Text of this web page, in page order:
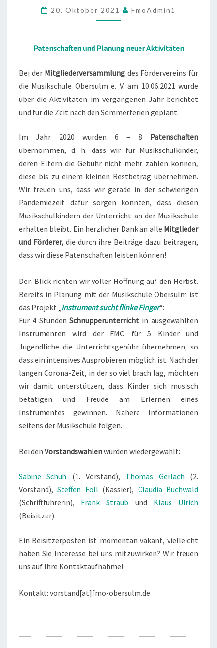
AKTIVITÄTEN
20. Oktober 2021 FmoAdmin1
Patenschaften und Planung neuer Aktivitäten
Bei der Mitgliederversammlung des Fördervereins für
die Musikschule Obersulm e. V. am 10.06.2021 wurde
über die Aktivitäten im vergangenen Jahr berichtet
und für die Zeit nach den Sommerferien geplant.
Im Jahr 2020 wurden 6 – 8 Patenschaften
übernommen, d. h. dass wir für Musikschulkinder,
deren Eltern die Gebühr nicht mehr zahlen können,
diese bis zu einem kleinen Restbetrag übernehmen.
Wir freuen uns, dass wir gerade in der schwierigen
Pandemiezeit dafür sorgen konnten, dass diesen
Musikschulkindern der Unterricht an der Musikschule
erhalten bleibt. Ein herzlicher Dank an alle Mitglieder
und Förderer,die durch ihre Beiträge dazu beitragen,
dass wir diese Patenschaften leisten können!
Den Blick richten wir voller Hoffnung auf den Herbst.
Bereits in Planung mit der Musikschule Obersulm ist
das Projekt „Instrument sucht flinke Finger“:
Für 4 StundenSchnupperunterricht in ausgewählten
Instrumenten wird der FMO für 5 Kinder und
Jugendliche die Unterrichtsgebühr übernehmen, so
dass ein intensives Ausprobieren möglich ist. Nach der
langen Corona-Zeit, in der so viel brach lag, möchten
wir damit unterstützen, dass Kinder sich musisch
betätigen und Freude am Erlernen eines
Instrumentes gewinnen. Nähere Informationen
seitens der Musikschule folgen.
Bei den Vorstandswahlenwurden wiedergewählt:
Sabine Schuh (1. Vorstand), Thomas Gerlach (2.
Vorstand),Steffen Föll (Kassier), Claudia Buchwald
(Schriftführerin), Frank Straub und Klaus Ulrich
(Beisitzer).
Ein Beisitzerposten ist momentan vakant, vielleicht
haben Sie Interesse bei uns mitzuwirken? Wir freuen
uns auf Ihre Kontaktaufnahme!
Kontakt: vorstand[at]fmo-obersulm.de